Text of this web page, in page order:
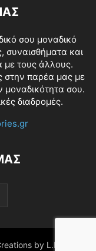
σου μοναδικό
συναισθήματα και
με τους άλλους.
στην παρέα μας με
μοναδικότητα σου.
διαδρομές.
by L.K